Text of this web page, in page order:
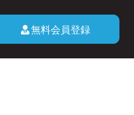
無料会員登録